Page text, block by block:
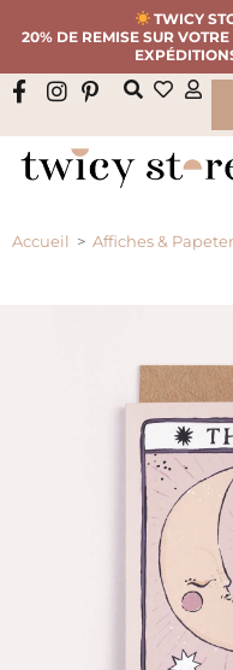
TWICY
20% DE REMISE SUR
Accueil > Affiches &